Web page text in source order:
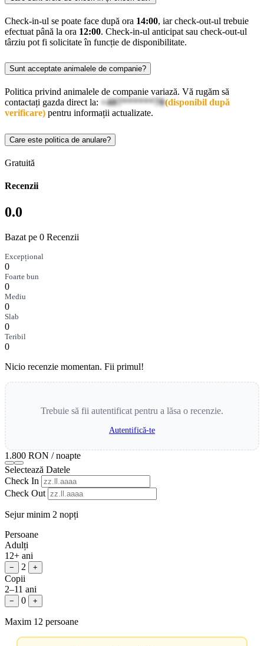
Check-in-ul se poate face după ora 14:00, iar check-out-ul trebuie
efectuat până la ora 12:00. Check-in-ul anticipat sau check-out-ul
târziu pot fi solicitate în funcție de disponibilitate.
Sunt acceptate animalele de companie?
Politica privind animalele de companie variază. Vă rugăm să
contactați gazda direct la: +407******78(disponibil după
verificare) pentru informații actualizate.
Care este politica de anulare?
Gratuită
Recenzii
0.0
Bazat pe 0 Recenzii
Excepțional
0
Foarte bun
0
Mediu
0
Slab
0
Teribil
0
Nicio recenzie momentan. Fii primul!
Trebuie să fii autentificat pentru a lăsa o recenzie.
Autentifică-te
1.800 RON / noapte
Selectează Datele
Check In
Check Out
Sejur minim 2 nopți
Persoane
Adulți
12+ ani
− 2 +
Copii
2–11 ani
− 0 +
Maxim 12 persoane